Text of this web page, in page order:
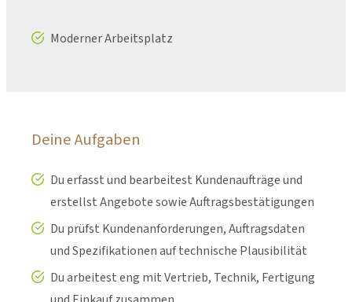
Moderner Arbeitsplatz
Deine Aufgaben
Du erfasst und bearbeitest Kundenaufträge und
erstellst Angebote sowie Auftragsbestätigungen
Du prüfst Kundenanforderungen, Auftragsdaten
und Spezifikationen auf technische Plausibilität
Du arbeitest eng mit Vertrieb, Technik, Fertigung